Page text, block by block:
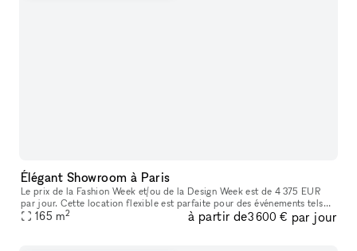
Élégant Showroom à Paris
Le prix de la Fashion Week et/ou de la Design Week est de 4 375 EUR
par jour. Cette location flexible est parfaite pour des événements tels
que des expositions d'art, offrant des services supplémenta
165 m2 à partir de3 600 € par jour